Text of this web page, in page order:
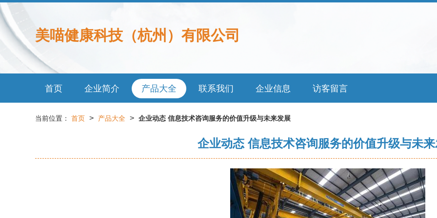
美喵健康科技（杭州）有限公司
首页 企业简介 产品大全 联系我们 企业信息 访客留言
当前位置： 首页 > 产品大全 > 企业动态 信息技术咨询服务的价值升级与未来发展
企业动态 信息技术咨询服务的价值升级与未